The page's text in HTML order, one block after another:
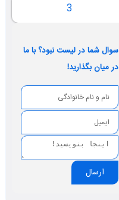
3
سوال شما در لیست نبود؟ با ما
در میان بگذارید!
ارسال